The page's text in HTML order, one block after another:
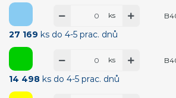
27 169 ks do 4-5 prac. dnů
ks
14 498 ks do 4-5 prac. dnů
ks